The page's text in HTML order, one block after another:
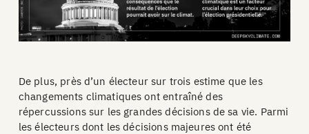
De plus, près d’un électeur sur trois estime que les
changements climatiques ont entraîné des
répercussions sur les grandes décisions de sa vie. Parmi
les électeurs dont les décisions majeures ont été